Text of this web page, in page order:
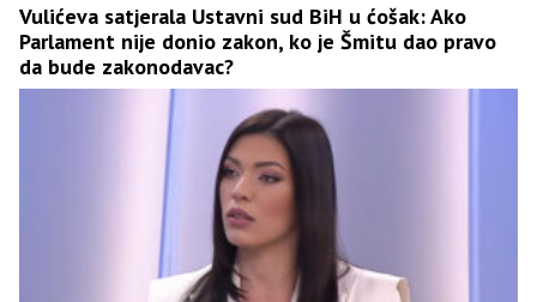
Vulićeva satjerala Ustavni sud BiH u ćošak: Ako
Parlament nije donio zakon, ko je Šmitu dao pravo
da bude zakonodavac?